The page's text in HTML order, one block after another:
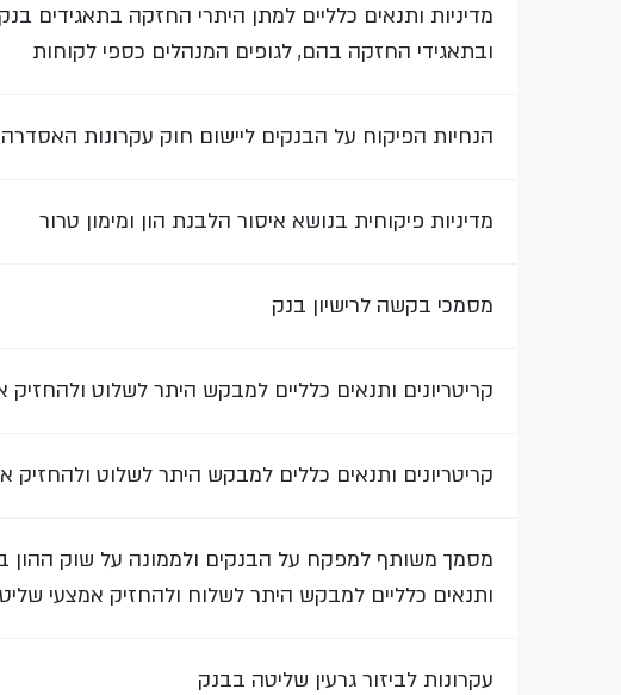
מדיניות ותנאים כלליים למתן היתרי החזקה בתאגידים
ובתאגידי החזקה בהם, לגופים המנהלים כספי לקוחות
הנחיות הפיקוח על הבנקים ליישום חוק עקרונות האסדרה , 2021-
מדיניות פיקוחית בנושא איסור הלבנת הון ומימון טרור
מסמכי בקשה לרישיון בנק
קריטריונים ותנאים כלליים למבקש היתר לשלוט
קריטריונים ותנאים כללים למבקש היתר לשלוט ולהחזיק
מסמך משותף למפקח על הבנקים ולממונה על שוק ההון
ותנאים כלליים למבקש היתר לשלוח ולהחזיק אמצעי
עקרונות לביזור גרעין שליטה בבנק